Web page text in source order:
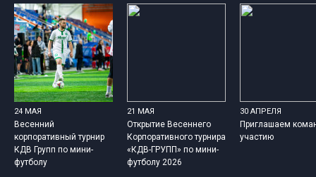
24 МАЯ
Весенний
корпоративный турнир
КДВ Групп по мини-
футболу
21 МАЯ
Открытие Весеннего
Корпоративного турнира
«КДВ-ГРУПП» по мини-
футболу 2026
30 АПРЕЛЯ
Приглашаем
участию